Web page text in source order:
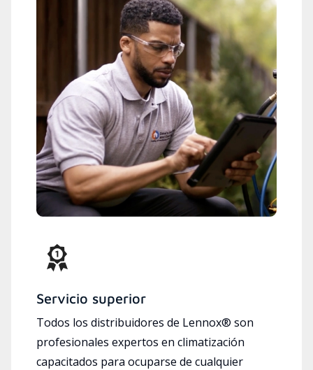
Servicio superior
Todos los distribuidores de Lennox® son
profesionales expertos en climatización
capacitados para ocuparse de cualquier